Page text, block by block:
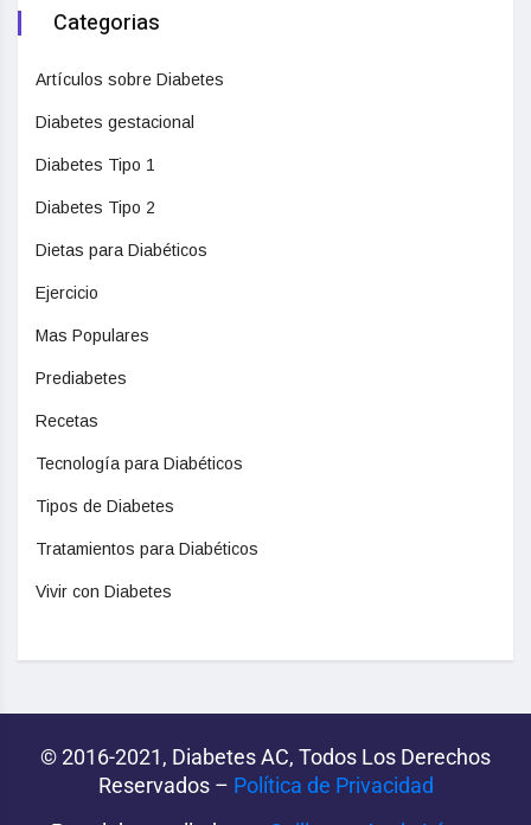
Categorias
Artículos sobre Diabetes
Diabetes gestacional
Diabetes Tipo 1
Diabetes Tipo 2
Dietas para Diabéticos
Ejercicio
Mas Populares
Prediabetes
Recetas
Tecnología para Diabéticos
Tipos de Diabetes
Tratamientos para Diabéticos
Vivir con Diabetes
© 2016-2021, Diabetes AC, Todos Los Derechos
Reservados – Política de Privacidad‌­